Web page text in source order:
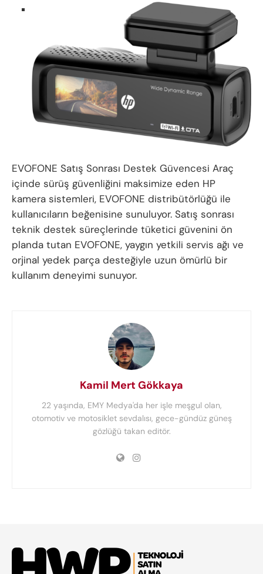
EVOFONE Satış Sonrası Destek Güvencesi Araç
içinde sürüş güvenliğini maksimize eden HP
kamera sistemleri, EVOFONE distribütörlüğü ile
kullanıcıların beğenisine sunuluyor. Satış sonrası
teknik destek süreçlerinde tüketici güvenini ön
planda tutan EVOFONE, yaygın yetkili servis ağı ve
orjinal yedek parça desteğiyle uzun ömürlü bir
kullanım deneyimi sunuyor.
Kamil Mert Gökkaya
22 yaşında, EMY Medya'da her işle meşgul olan,
otomotiv ve motosiklet sevdalısı, gece-gündüz güneş
gözlüğü takan editör.